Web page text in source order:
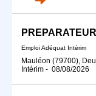
Emploi Adéquat Intérim
Mauléon (79700),
Intérim - 08/08/2026